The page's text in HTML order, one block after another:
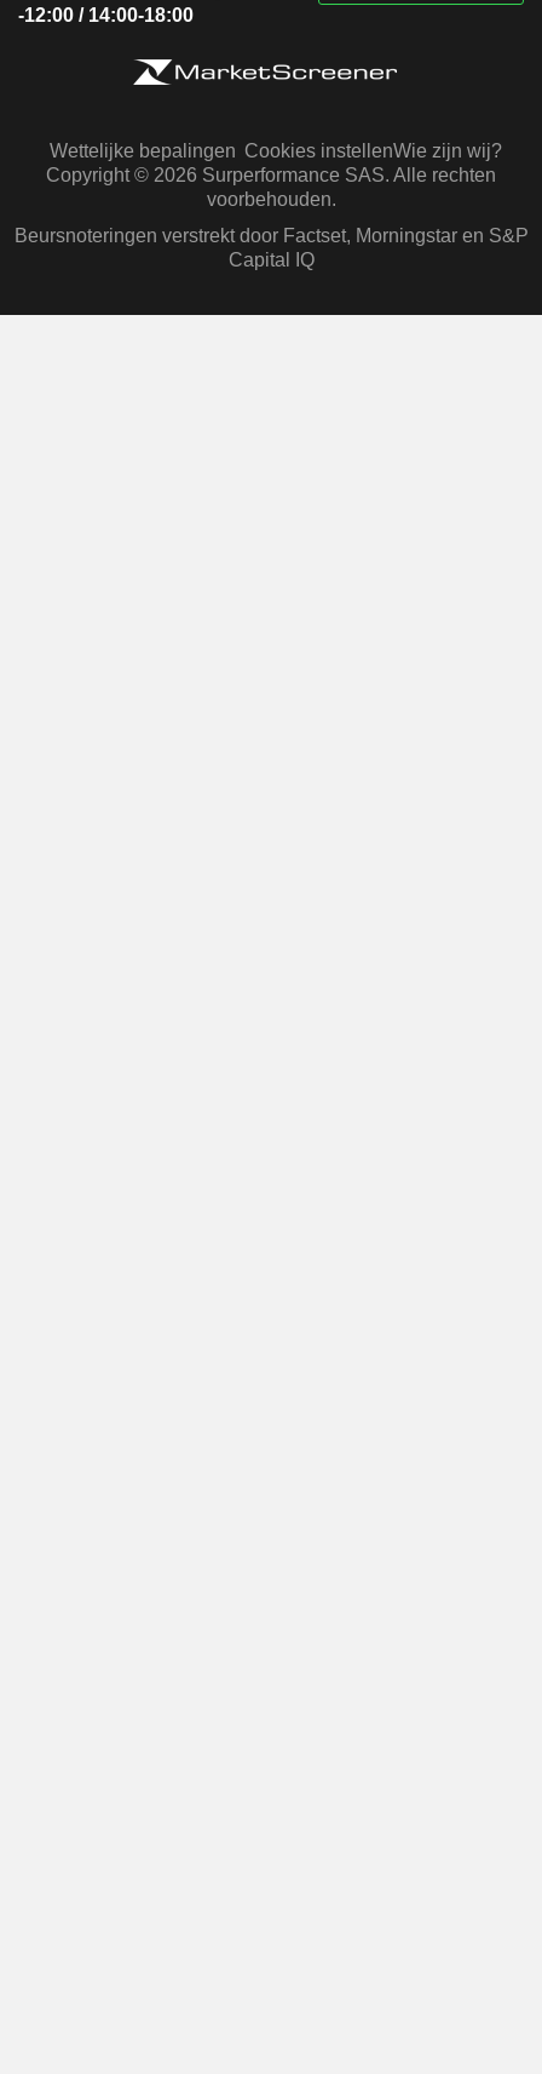
-12:00 / 14:00-18:00
Wettelijke bepalingen Cookies instellenWie zijn wij?
Copyright © 2026 Surperformance SAS. Alle rechten
voorbehouden.
Beursnoteringen verstrekt door Factset, Morningstar en S&P
Capital IQ